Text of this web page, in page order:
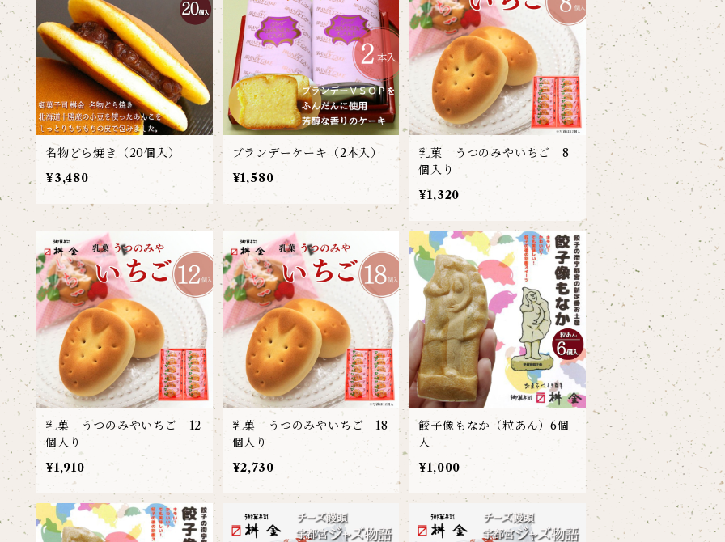
名物どら焼き（20個入）
¥3,480
ブランデーケーキ（2本入）
¥1,580
乳菓 うつのみやいちご 8
個入り
¥1,320
乳菓 うつのみやいちご 12
個入り
¥1,910
乳菓 うつのみやいちご 18
個入り
¥2,730
餃子像もなか（粒あん）6個
入
¥1,000